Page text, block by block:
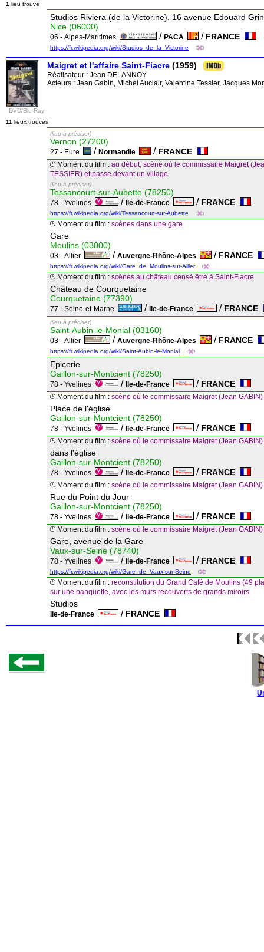
1 lieu trouvé
Studios Riviera (de la Victorine), 16 avenue Edouard
Nice (06000)
06 - Alpes-Maritimes / PACA / FRANCE
https://fr.wikipedia.org/wiki/Studios_de_la_Victorine
DVD/Blu-Ray
Maigret et l'affaire Saint-Fiacre (1959)
Réalisateur : Jean DELANNOY
Acteurs : Jean Gabin, Michel Auclair, Valentine Tessier, Jacques
11 lieux trouvés
(lieu à préciser)
Vernon (27200)
27 - Eure / Normandie / FRANCE
Moment du film : au début, scène où le commissaire Maigret
TESSIER) et passe devant un village
(lieu à préciser)
Tessancourt-sur-Aubette (78250)
78 - Yvelines / Ile-de-France / FRANCE
https://fr.wikipedia.org/wiki/Tessancourt-sur-Aubette
Moment du film : scènes dans une gare
Gare
Moulins (03000)
03 - Allier / Auvergne-Rhône-Alpes / FRANCE
https://fr.wikipedia.org/wiki/Gare_de_Moulins-sur-Allier
Moment du film : scènes au château censé être à Saint-Fiacre
Château de Courquetaine
Courquetaine (77390)
77 - Seine-et-Marne / Ile-de-France / FRANCE
(lieu à préciser)
Saint-Aubin-le-Monial (03160)
03 - Allier / Auvergne-Rhône-Alpes / FRANCE
https://fr.wikipedia.org/wiki/Saint-Aubin-le-Monial
Epicerie
Gaillon-sur-Montcient (78250)
78 - Yvelines / Ile-de-France / FRANCE
Moment du film : scène où le commissaire Maigret (Jean
Place de l'église
Gaillon-sur-Montcient (78250)
78 - Yvelines / Ile-de-France / FRANCE
Moment du film : scène où le commissaire Maigret (Jean
dans l'église
Gaillon-sur-Montcient (78250)
78 - Yvelines / Ile-de-France / FRANCE
Moment du film : scène où le commissaire Maigret (Jean
Rue du Point du Jour
Gaillon-sur-Montcient (78250)
78 - Yvelines / Ile-de-France / FRANCE
Moment du film : scène où le commissaire Maigret (Jean
Gare, avenue de la Gare
Vaux-sur-Seine (78740)
78 - Yvelines / Ile-de-France / FRANCE
https://fr.wikipedia.org/wiki/Gare_de_Vaux-sur-Seine
Moment du film : reconstitution du Grand Café de Moulins (49
sur une banquette, avec les murs recouverts de grands miroirs
Studios
Ile-de-France / FRANCE